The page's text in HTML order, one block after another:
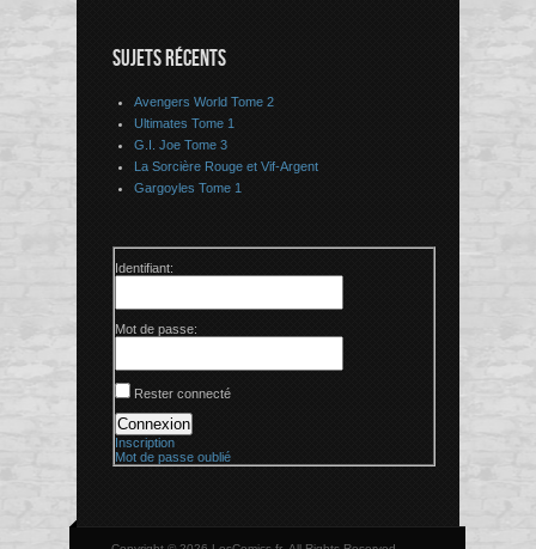
SUJETS RÉCENTS
Avengers World Tome 2
Ultimates Tome 1
G.I. Joe Tome 3
La Sorcière Rouge et Vif-Argent
Gargoyles Tome 1
Identifiant:
Mot de passe:
Rester connecté
Connexion
Inscription
Mot de passe oublié